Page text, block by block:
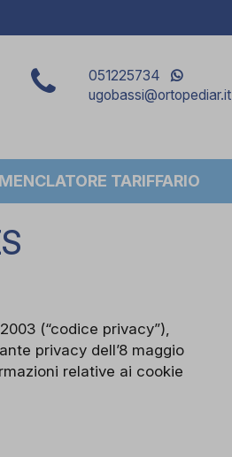
051225734
ugobassi@ortopediar.it
TARIFFARIO
(“codice privacy”),
privacy dell’8 maggio
relative ai cookie